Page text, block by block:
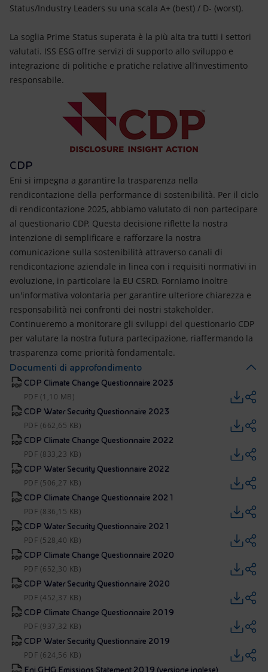
Status/Industry Leaders su una scala A+ (best) / D- (worst).
La soglia Prime Status superata è la più alta tra tutti i settori
valutati. ISS ESG offre servizi di supporto allo sviluppo e
integrazione di politiche e pratiche relative all’investimento
responsabile.
CDP
Eni si impegna a garantire la trasparenza nella
rendicontazione della performance di sostenibilità. Per il ciclo
di rendicontazione 2025, abbiamo valutato di non partecipare
al questionario CDP. Questa decisione riflette la nostra
intenzione di semplificare e rafforzare la nostra
comunicazione sulla sostenibilità attraverso canali di
rendicontazione aziendale in linea con i requisiti normativi in
​​evoluzione, in particolare la EU CSRD. Forniamo inoltre
un'informativa volontaria per garantire ulteriore chiarezza e
responsabilità nei confronti dei nostri stakeholder.
Continueremo a monitorare gli sviluppi del questionario CDP
per valutare la nostra futura partecipazione, riaffermando la
trasparenza come priorità fondamentale.
Documenti di approfondimento
CDP Climate Change Questionnaire 2023
PDF (1,10 MB)
CDP Water Security Questionnaire 2023
PDF (662,65 KB)
CDP Climate Change Questionnaire 2022
PDF (833,23 KB)
CDP Water Security Questionnaire 2022
PDF (506,27 KB)
CDP Climate Change Questionnaire 2021
PDF (836,15 KB)
CDP Water Security Questionnaire 2021
PDF (528,40 KB)
CDP Climate Change Questionnaire 2020
PDF (652,30 KB)
CDP Water Security Questionnaire 2020
PDF (452,37 KB)
CDP Climate Change Questionnaire 2019
PDF (937,32 KB)
CDP Water Security Questionnaire 2019
PDF (624,56 KB)
Eni GHG Emissions Statement 2019 (versione inglese)